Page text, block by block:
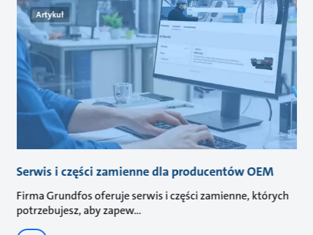
Artykuł
Serwis i części zamienne dla producentów OEM
Firma Grundfos oferuje serwis i części zamienne, których
potrzebujesz, aby zapew